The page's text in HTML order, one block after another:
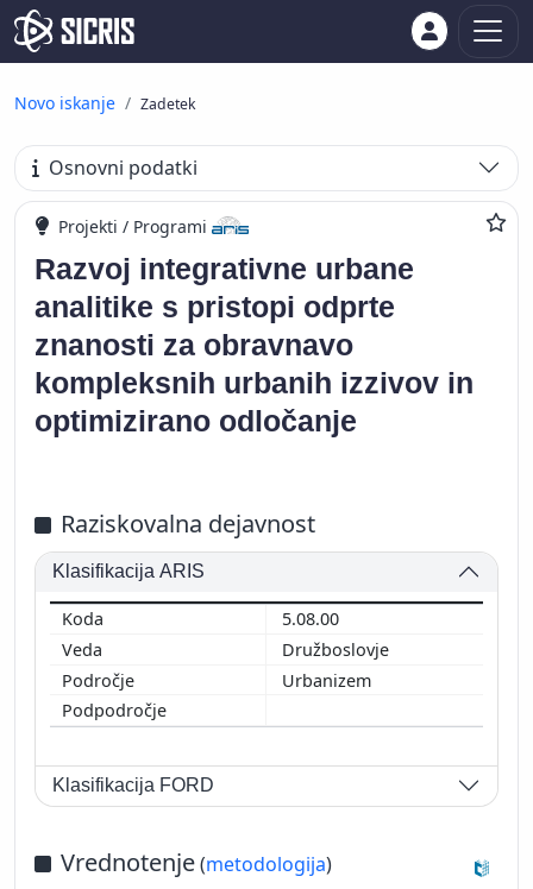
Novo iskanje Zadetek
Osnovni podatki
Projekti / Programi
Razvoj integrativne urbane
analitike s pristopi odprte
znanosti za obravnavo
kompleksnih urbanih izzivov in
optimizirano odločanje
Raziskovalna dejavnost
Klasifikacija ARIS
5.08.00
Družboslovje
Urbanizem
Klasifikacija FORD
Vrednotenje(metodologija)